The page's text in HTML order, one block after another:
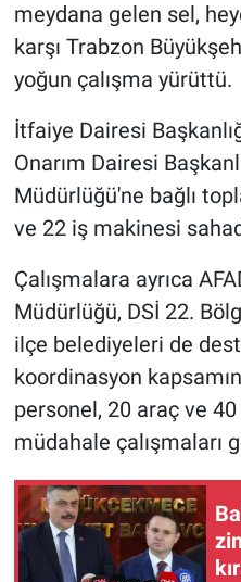
meydana gelen sel,
karşı Trabzon
yoğun çalışma yürüttü.
İtfaiye Dairesi
Onarım Dairesi
Müdürlüğü'ne bağlı
ve 22 iş makinesi
Çalışmalara ayrıca
Müdürlüğü, DSİ 22.
ilçe belediyeleri de
koordinasyon
personel, 20 araç ve
müdahale çalışmaları